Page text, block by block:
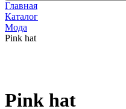
Главная
Каталог
Мода
Pink hat
Pink hat